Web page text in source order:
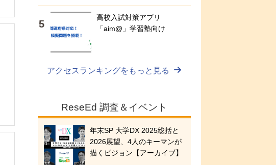
高校入試対策アプリ
「aim@」学習塾向け
アクセスランキングをもっと見る
ReseEd 調査＆イベント
年末SP 大学DX 2025総括と
2026展望、4人のキーマンが
描くビジョン【アーカイブ】